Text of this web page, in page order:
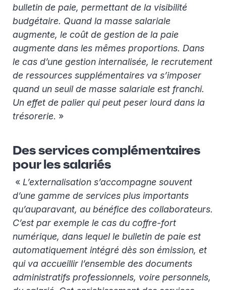
bulletin de paie, permettant de la visibilité
budgétaire. Quand la masse salariale
augmente, le coût de gestion de la paie
augmente dans les mêmes proportions. Dans
le cas d’une gestion internalisée, le recrutement
de ressources supplémentaires va s’imposer
quand un seuil de masse salariale est franchi.
Un effet de palier qui peut peser lourd dans la
trésorerie. »
Des services complémentaires
pour les salariés
« L’externalisation s’accompagne souvent
d’une gamme de services plus importants
qu’auparavant, au bénéfice des collaborateurs.
C’est par exemple le cas du coffre-fort
numérique, dans lequel le bulletin de paie est
automatiquement intégré dès son émission, et
qui va accueillir l’ensemble des documents
administratifs professionnels, voire personnels,